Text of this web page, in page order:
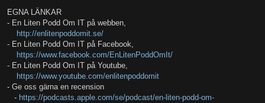
EGNA LÄNKAR
- En Liten Podd Om IT på webben,
http://enlitenpoddomit.se/
- En Liten Podd Om IT på Facebook,
https://www.facebook.com/EnLitenPoddOmIt/
- En Liten Podd Om IT på Youtube,
https://www.youtube.com/enlitenpoddomit
- Ge oss gärna en recension
- https://podcasts.apple.com/se/podcast/en-liten-podd-om-